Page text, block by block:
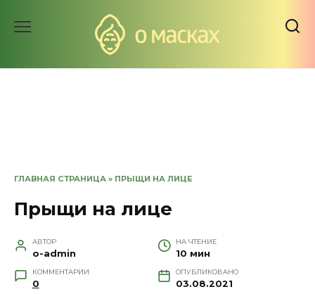
ГЛАВНАЯ СТРАНИЦА » ПРЫЩИ НА ЛИЦЕ
Прыщи на лице
АВТОР
o-admin
НА ЧТЕНИЕ
10 мин
КОММЕНТАРИИ
0
ОПУБЛИКОВАНО
03.08.2021